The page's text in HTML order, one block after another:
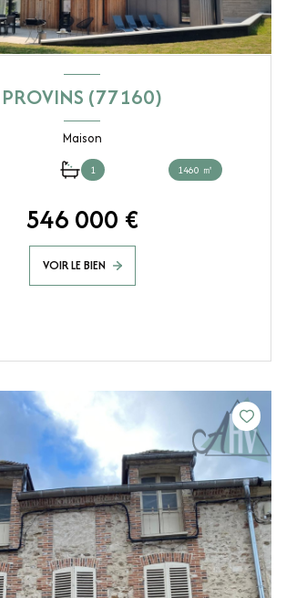
PROVINS (77160)
Maison
1 1460 ㎡
546 000 €
VOIR LE BIEN